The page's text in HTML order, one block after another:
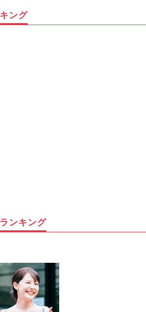
ング
ンキング